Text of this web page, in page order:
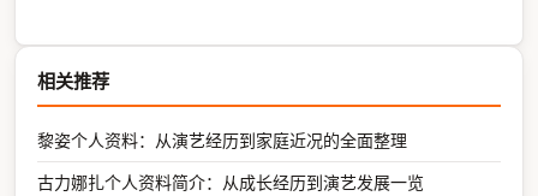
相关推荐
黎姿个人资料：从演艺经历到家庭近况的全面整理
古力娜扎个人资料简介：从成长经历到演艺发展一览